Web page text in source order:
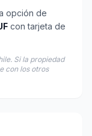
opción de
con tarjeta de
Si la propiedad
con los otros